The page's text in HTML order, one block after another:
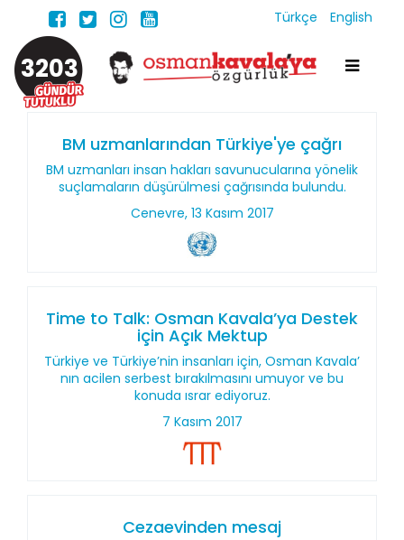
Türkçe English
3203
BM uzmanlarından Türkiye'ye çağrı
BM uzmanları insan hakları savunucularına yönelik
suçlamaların düşürülmesi çağrısında bulundu.
Cenevre, 13 Kasım 2017
Time to Talk: Osman Kavala’ya Destek
için Açık Mektup
Türkiye ve Türkiye’nin insanları için, Osman Kavala’
nın acilen serbest bırakılmasını umuyor ve bu
konuda ısrar ediyoruz.
7 Kasım 2017
Cezaevinden mesaj